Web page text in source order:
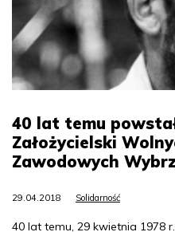
40 lat temu
Założycielski
Zawodowych
29.04.2018 Solidarność
40 lat temu, 29 kwietnia 1978